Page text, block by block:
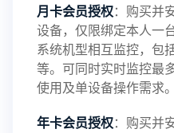
鲸监控存在的问题与所
控将持续为您创造更优
月卡会员授权：购买并
设备，仅限绑定本人一
系统机型相互监控，包
等。可同时实时监控最
使用及单设备操作需求。
年卡会员授权：购买并